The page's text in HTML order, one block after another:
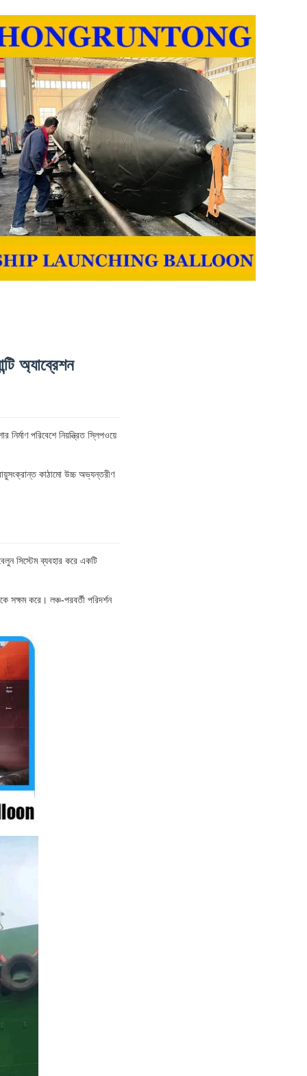
অ্যাব্রেশন
নির্মাণ পরিবেশে নিয়ন্ত্রিত স্লিপওয়ে
কাঠামো উচ্চ অভ্যন্তরীণ
সিস্টেম ব্যবহার করে একটি
সক্ষম করে। লঞ্চ-পরবর্তী পরিদর্শন